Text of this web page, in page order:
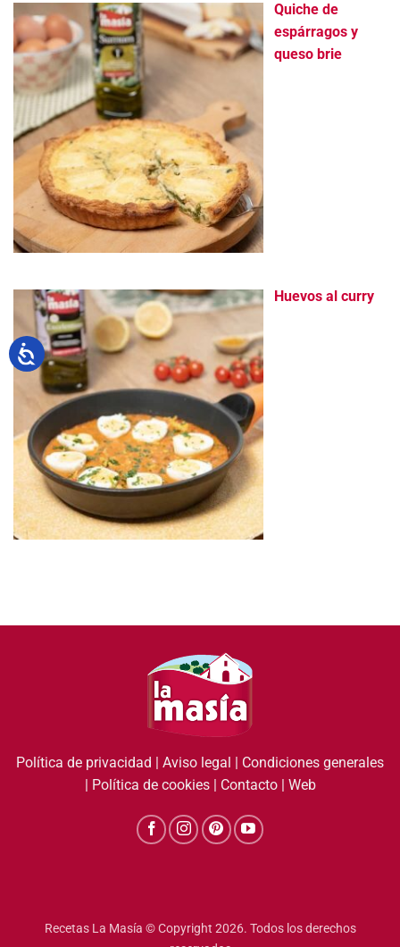
Quiche de
espárragos y
queso brie
Huevos al curry
Política de privacidad Aviso legal
Condiciones generales
Política de cookies| Contacto| Web
Recetas La Masía © Copyright 2026. Todos los derechos